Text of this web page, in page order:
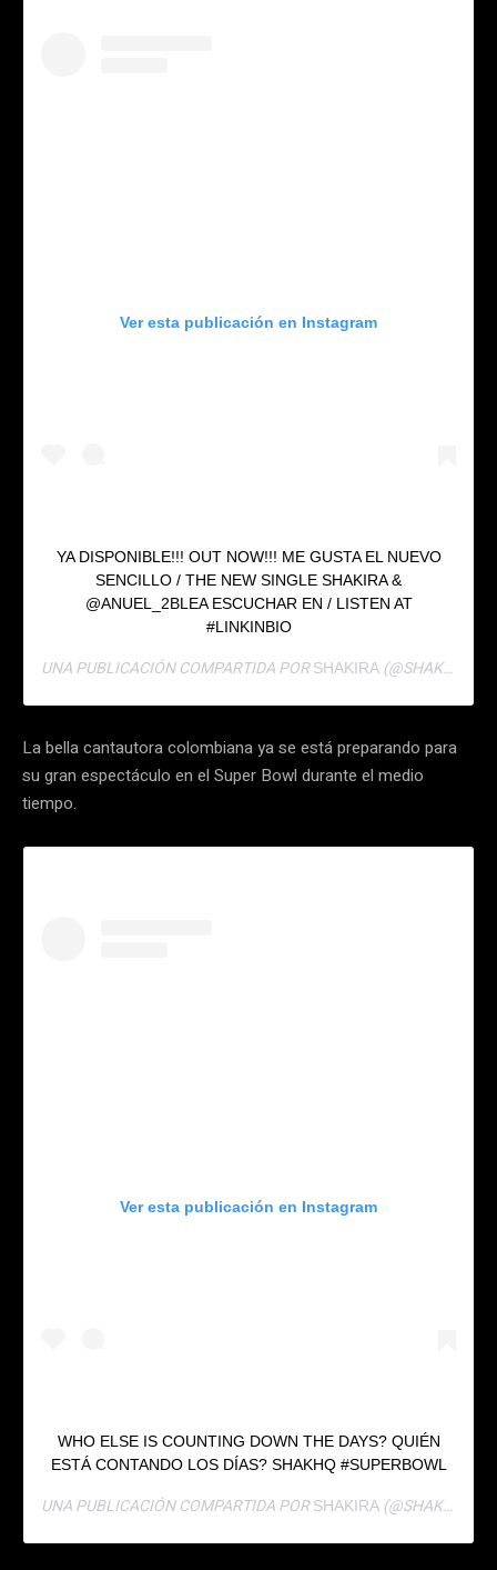
Ver esta publicación en Instagram
YA DISPONIBLE!!! OUT NOW!!! ME GUSTA EL NUEVO
SENCILLO / THE NEW SINGLE SHAKIRA &
@ANUEL_2BLEA ESCUCHAR EN / LISTEN AT
#LINKINBIO
UNA PUBLICACIÓN COMPARTIDA PORSHAKIRA (@SHAKIRA) EL
La bella cantautora colombiana ya se está preparando para
su gran espectáculo en el Super Bowl durante el medio
tiempo.
Ver esta publicación en Instagram
WHO ELSE IS COUNTING DOWN THE DAYS? QUIÉN
ESTÁ CONTANDO LOS DÍAS? SHAKHQ #SUPERBOWL
UNA PUBLICACIÓN COMPARTIDA PORSHAKIRA (@SHAKIRA) EL